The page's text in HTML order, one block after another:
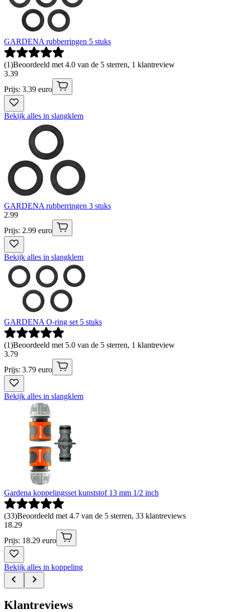
GARDENA rubberringen 5 stuks
(1)Beoordeeld met 4.0 van de 5 sterren, 1 klantreview
3.39
Prijs: 3.39 euro
Bekijk alles in slangklem
GARDENA rubberringen 3 stuks
2.99
Prijs: 2.99 euro
Bekijk alles in slangklem
GARDENA O-ring set 5 stuks
(1)Beoordeeld met 5.0 van de 5 sterren, 1 klantreview
3.79
Prijs: 3.79 euro
Bekijk alles in slangklem
Gardena koppelingsset kunststof 13 mm 1/2 inch
(33)Beoordeeld met 4.7 van de 5 sterren, 33 klantreviews
18.29
Prijs: 18.29 euro
Bekijk alles in koppeling
Klantreviews